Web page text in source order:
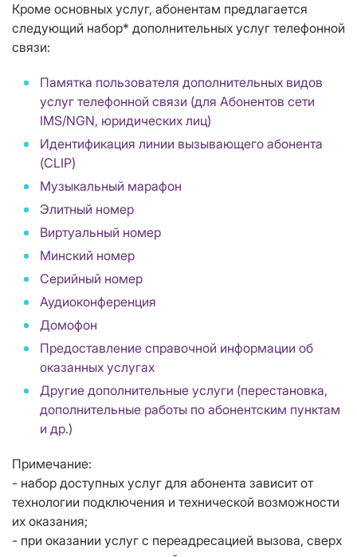
Кроме основных услуг, абонентам предлагается
следующий набор* дополнительных услуг телефонной
связи:
Памятка пользователя дополнительных видов
услуг телефонной связи (для Абонентов сети
IMS/NGN, юридических лиц)
Идентификация линии вызывающего абонента
(CLIP)
Музыкальный марафон
Элитный номер
Виртуальный номер
Минский номер
Серийный номер
Аудиоконференция
Домофон
Предоставление справочной информации об
оказанных услугах
Другие дополнительные услуги (перестановка,
дополнительные работы по абонентским пунктам
и др.)
Примечание:
- набор доступных услуг для абонента зависит от
технологии подключения и технической возможности
их оказания;
- при оказании услуг с переадресацией вызова, сверх